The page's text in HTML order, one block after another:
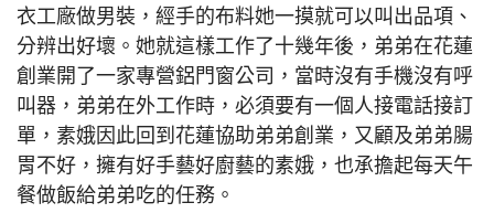
衣工廠做男裝，經手的布料她一摸就可以叫出品項、
分辨出好壞。她就這樣工作了十幾年後，弟弟在花蓮
創業開了一家專營鋁門窗公司，當時沒有手機沒有呼
叫器，弟弟在外工作時，必須要有一個人接電話接訂
單，素娥因此回到花蓮協助弟弟創業，又顧及弟弟腸
胃不好，擁有好手藝好廚藝的素娥，也承擔起每天午
餐做飯給弟弟吃的任務。